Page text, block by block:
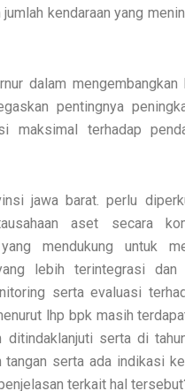
kendaraan yang
dalam mengembangkan
pentingnya
maksimal terhadap
jawa barat. perlu
aset secara
mendukung untuk
lebih terintegrasi dan
serta evaluasi
lhp bpk masih
serta di
serta ada indikasi
terkait hal